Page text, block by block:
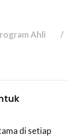
Ahli
di setiap